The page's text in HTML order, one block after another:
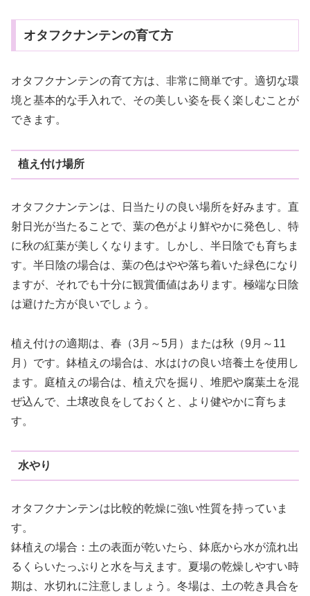
オタフクナンテンの育て方
オタフクナンテンの育て方は、非常に簡単です。適切な環
境と基本的な手入れで、その美しい姿を長く楽しむことが
できます。
植え付け場所
オタフクナンテンは、日当たりの良い場所を好みます。直
射日光が当たることで、葉の色がより鮮やかに発色し、特
に秋の紅葉が美しくなります。しかし、半日陰でも育ちま
す。半日陰の場合は、葉の色はやや落ち着いた緑色になり
ますが、それでも十分に観賞価値はあります。極端な日陰
は避けた方が良いでしょう。
植え付けの適期は、春（3月～5月）または秋（9月～11
月）です。鉢植えの場合は、水はけの良い培養土を使用し
ます。庭植えの場合は、植え穴を掘り、堆肥や腐葉土を混
ぜ込んで、土壌改良をしておくと、より健やかに育ちま
す。
水やり
オタフクナンテンは比較的乾燥に強い性質を持っていま
す。
鉢植えの場合：土の表面が乾いたら、鉢底から水が流れ出
るくらいたっぷりと水を与えます。夏場の乾燥しやすい時
期は、水切れに注意しましょう。冬場は、土の乾き具合を